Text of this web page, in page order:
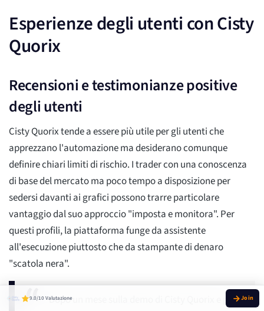
Esperienze degli utenti con Cisty
Quorix
Recensioni e testimonianze positive
degli utenti
Cisty Quorix tende a essere più utile per gli utenti che
apprezzano l'automazione ma desiderano comunque
definire chiari limiti di rischio. I trader con una conoscenza
di base del mercato ma poco tempo a disposizione per
sedersi davanti ai grafici possono trarre particolare
vantaggio dal suo approccio "imposta e monitora". Per
questi profili, la piattaforma funge da assistente
all'esecuzione piuttosto che da stampante di denaro
"scatola nera".
Dopo un mese sulla demo di Cisty Quorix e poi
9.0/10 Valutazione